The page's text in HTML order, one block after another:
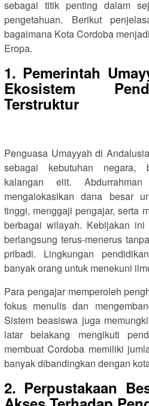
sebagai titik penting dalam
pengetahuan. Berikut
bagaimana Kota Cordoba
Eropa.
1. Pemerintah
Ekosistem
Terstruktur
Penguasa Umayyah di
sebagai kebutuhan negara,
kalangan elit.
mengalokasikan dana besar
tinggi, menggaji pengajar, serta
berbagai wilayah. Kebijakan
berlangsung terus-menerus
pribadi. Lingkungan
banyak orang untuk menekuni
Para pengajar memperoleh
fokus menulis dan
Sistem beasiswa juga
latar belakang mengikuti
membuat Cordoba memiliki
banyak dibandingkan dengan
2. Perpustakaan